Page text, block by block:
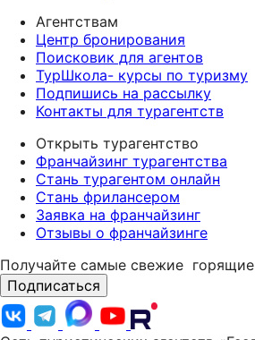
Агентствам
Центр бронирования
Поисковик для агентов
ТурШкола- курсы по туризму
Подпишись на рассылку
Контакты для турагентств
Открыть турагентство
Франчайзинг турагентства
Стань турагентом онлайн
Стань фрилансером
Заявка на франчайзинг
Отзывы о франчайзинге
Получайте самые свежие
Подписаться